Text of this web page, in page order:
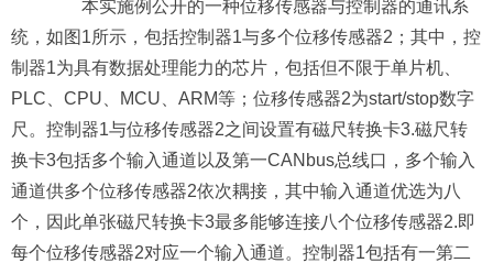
本实施例公开的一种位移传感器与控制器的通讯系
统，如图1所示，包括控制器1与多个位移传感器2；其中，控
制器1为具有数据处理能力的芯片，包括但不限于单片机、
PLC、CPU、MCU、ARM等；位移传感器2为start/stop数字
尺。控制器1与位移传感器2之间设置有磁尺转换卡3.磁尺转
换卡3包括多个输入通道以及第一CANbus总线口，多个输入
通道供多个位移传感器2依次耦接，其中输入通道优选为八
个，因此单张磁尺转换卡3最多能够连接八个位移传感器2.即
每个位移传感器2对应一个输入通道。控制器1包括有一第二